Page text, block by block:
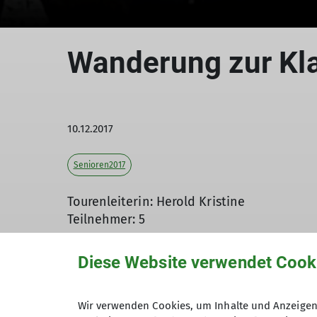
Wanderung zur
10.12.2017
Senioren2017
Tourenleiterin: Herold Kristine
Teilnehmer: 5
Elendholz auf zugefroren Boden bei
Diese Website verwendet
Wir verwenden Cookies, um Inhalte und